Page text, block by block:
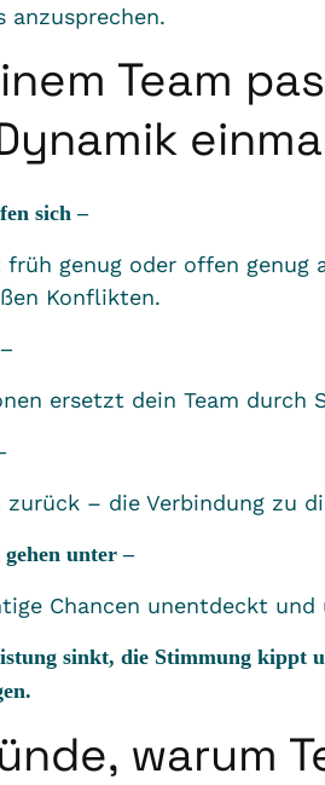
anzusprechen.
Team
sich –
genug oder offen genug
Konflikten.
ersetzt dein Team durch
zurück – die Verbindung zu
unter –
Chancen unentdeckt und
sinkt, die Stimmung kippt
warum